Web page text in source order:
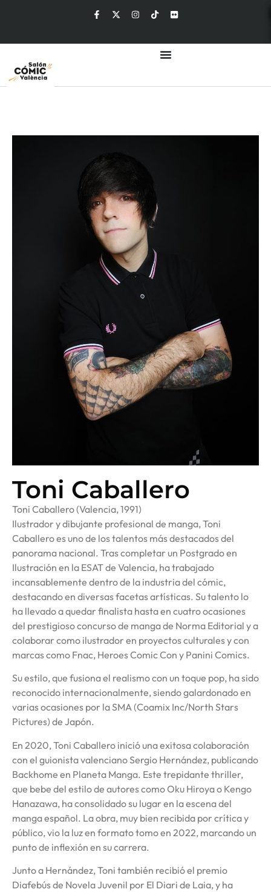
Toni Caballero
Toni Caballero (Valencia, 1991)
Ilustrador y dibujante profesional de manga, Toni
Caballero es uno de los talentos más destacados del
panorama nacional. Tras completar un Postgrado en
Ilustración en la ESAT de Valencia, ha trabajado
incansablemente dentro de la industria del cómic,
destacando en diversas facetas artísticas. Su talento lo
ha llevado a quedar finalista hasta en cuatro ocasiones
del prestigioso concurso de manga de Norma Editorial y a
colaborar como ilustrador en proyectos culturales y con
marcas como Fnac, Heroes Comic Con y Panini Comics.
Su estilo, que fusiona el realismo con un toque pop, ha sido
reconocido internacionalmente, siendo galardonado en
varias ocasiones por la SMA (Coamix Inc/North Stars
Pictures) de Japón.
En 2020, Toni Caballero inició una exitosa colaboración
con el guionista valenciano Sergio Hernández, publicando
Backhome en Planeta Manga. Este trepidante thriller,
que bebe del estilo de autores como Oku Hiroya o Kengo
Hanazawa, ha consolidado su lugar en la escena del
manga español. La obra, muy bien recibida por crítica y
público, vio la luz en formato tomo en 2022, marcando un
punto de inflexión en su carrera.
Junto a Hernández, Toni también recibió el premio
Diafebús de Novela Juvenil por El Diari de Laia, y ha